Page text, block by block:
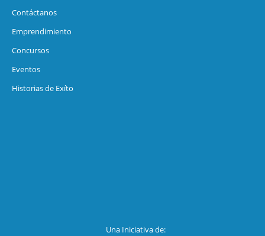
Contáctanos
Emprendimiento
Concursos
Eventos
Historias de Exíto
Una Iniciativa de: